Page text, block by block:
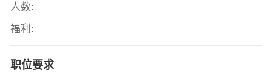
人数:
福利:
职位要求